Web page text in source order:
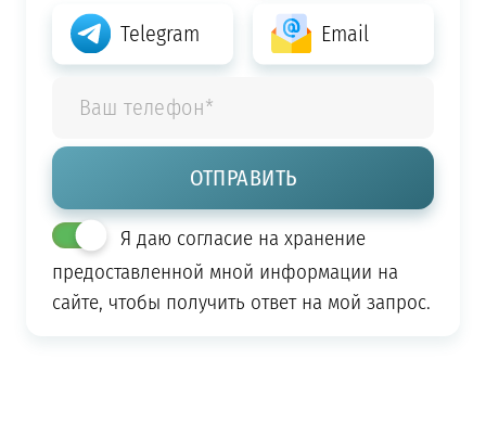
Telegram Email
Я даю согласие на хранение
предоставленной мной информации на
сайте, чтобы получить ответ на мой запрос.